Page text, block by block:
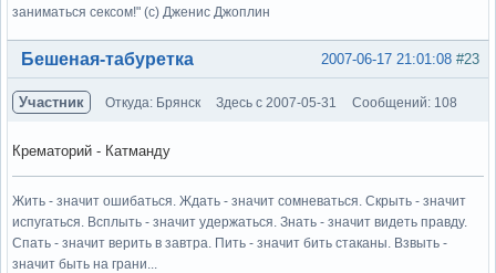
заниматься сексом!" (с) Дженис Джоплин
Вне форума #23
2007-06-17 21:01:08
Бешеная-табуретка
Участник Откуда: Брянск Здесь с 2007-05-31 Сообщений: 108
Крематорий - Катманду
Жить - значит ошибаться. Ждать - значит сомневаться. Скрыть - значит
испугаться. Всплыть - значит удержаться. Знать - значит видеть правду.
Спать - значит верить в завтра. Пить - значит бить стаканы. Взвыть -
значит быть на грани...